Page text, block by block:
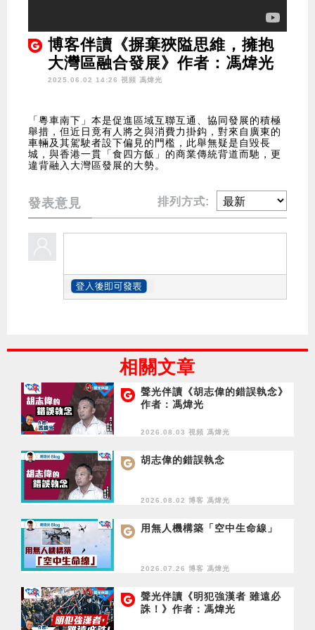
博客伴讀《摒棄狹隘思維，擁抱
大灣區融合發展》作者：馮煒光
2025.06.02 14:26 視頻 馮煒光
「粵車南下」本是促進區域互聯互通、協同發展的積極
舉措，但近日竟有人將之與消費力掛鈎，對來自廣東的
車輛及其駕駛者設下偏見的門檻，此舉無疑是自毀長
城，與香港一貫「食四方飯」的商業傳統背道而馳，更
違背融入大灣區發展的大勢。
發表意見 排列方式:
相關文章
聲光伴讀《胡志偉的錯誤執念》
作者：馮煒光
2026.08.03 視頻 馮煒光
胡志偉的錯誤執念
2026.08.02 博客 馮煒光
用無人機構築「空中生命線」
2026.07.26 博客 馮煒光
聲光伴讀《明犯強漢者 雖遠必
誅！》作者：馮煒光